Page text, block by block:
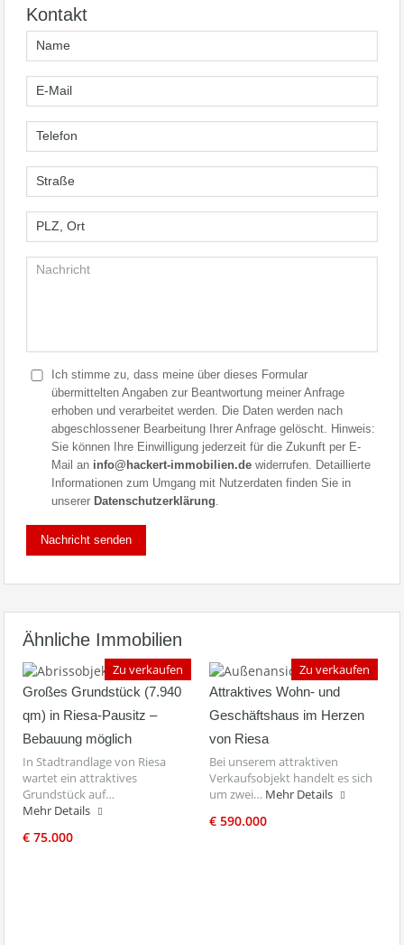
Kontakt
Ich stimme zu, dass meine über dieses Formular
übermittelten Angaben zur Beantwortung meiner Anfrage
erhoben und verarbeitet werden. Die Daten werden nach
abgeschlossener Bearbeitung Ihrer Anfrage gelöscht. Hinweis:
Sie können Ihre Einwilligung jederzeit für die Zukunft per E-
Mail an info@hackert-immobilien.de widerrufen. Detaillierte
Informationen zum Umgang mit Nutzerdaten finden Sie in
unserer Datenschutzerklärung.
Ähnliche Immobilien
Zu verkaufen
Großes Grundstück (7.940
qm) in Riesa-Pausitz –
Bebauung möglich
In Stadtrandlage von Riesa
wartet ein attraktives
Grundstück auf…
Mehr Details
€ 75.000
Zu verkaufen
Attraktives Wohn- und
Geschäftshaus im Herzen
von Riesa
Bei unserem attraktiven
Verkaufsobjekt handelt es sich
um zwei… Mehr Details
€ 590.000